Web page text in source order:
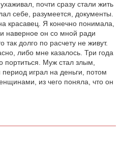
почти сразу стали жить
себе, разумеется, документы.
красавец. Я конечно понимала,
и наверное он со мной ради
так долго по расчету не живут.
либо мне казалось. Три года
портиться. Муж стал злым,
играл на деньги, потом
из чего поняла, что он